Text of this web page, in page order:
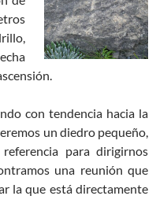
con tendencia hacia la
un diedro pequeño,
para dirigirnos
una reunión que
la que está directamente